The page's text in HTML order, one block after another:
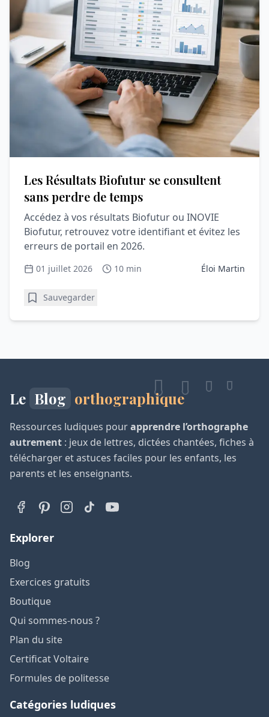
Les Résultats Biofutur se consultent
sans perdre de temps
Accédez à vos résultats Biofutur ou INOVIE
Biofutur, retrouvez votre identifiant et évitez les
erreurs de portail en 2026.
01 juillet 2026 10 min Éloi Martin
Sauvegarder
Le Blog orthographique
Ressources ludiques pourapprendre l’orthographe
autrement : jeux de lettres, dictées chantées, fiches à
télécharger et astuces faciles pour les enfants, les
parents et les enseignants.
Explorer
Blog
Exercices gratuits
Boutique
Qui sommes-nous ?
Plan du site
Certificat Voltaire
Formules de politesse
Catégories ludiques